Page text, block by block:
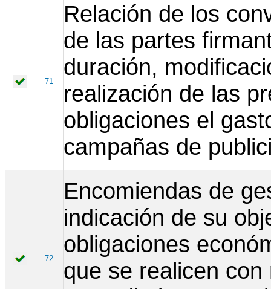
71
Relación de los
de las partes
duración,
realización de las
obligaciones el
campañas de
72
Encomiendas de
indicación de su
obligaciones
que se realicen